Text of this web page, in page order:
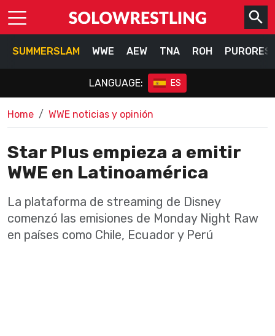
SUMMERSLAM WWE AEW TNA ROH
LANGUAGE: ES
Home WWE noticias y opinión
Star Plus empieza a emitir
WWE en Latinoamérica
La plataforma de streaming de Disney
comenzó las emisiones de Monday Night Raw
en países como Chile, Ecuador y Perú